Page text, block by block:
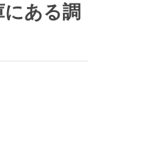
ある調